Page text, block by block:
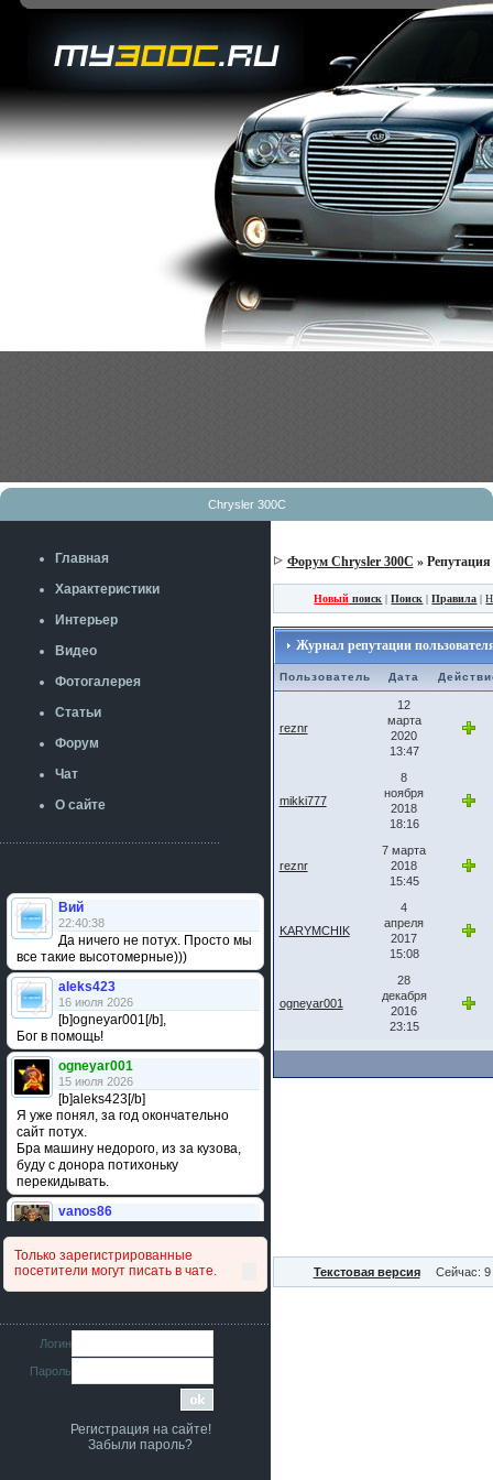
Chrysler 300C
Главная
Характеристики
Интерьер
Видео
Фотогалерея
Статьи
Форум
Чат
О сайте
Вий
22:40:38
Да ничего не потух. Просто мы
все такие высотомерные)))
aleks423
16 июля 2026
[b]ogneyar001[/b],
Бог в помощь!
ogneyar001
15 июля 2026
[b]aleks423[/b]
Я уже понял, за год окончательно
сайт потух.
Бра машину недорого, из за кузова,
буду с донора потихоньку
перекидывать.
vanos86
сравнивал подушку акпп бензиновой и
дизельной машины намера
4578063AG и 4578061AG? По фото
iMrCoffeeBLR4
11 июля 2026
[b]era124[/b],
Ага понял буду знать спасибо
era124
7 июля 2026
Только зарегистрированные
посетители могут писать в чате.
Логин
Пароль
Регистрация на сайте!
Забыли пароль?
Форум Chrysler 300C » Репутация
Новый поиск |Поиск |Правила |
Журнал репутации
Пользователь Дата
reznr
12
марта
2020
13:47
mikki777
8
ноября
2018
18:16
reznr
7 марта
2018
15:45
KARYMCHIK
4
апреля
2017
15:08
ogneyar001
28
декабря
2016
23:15
Текстовая версия Сейчас: 9